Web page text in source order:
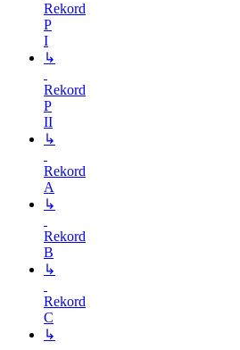
Rekord
P
I
↳
Rekord
P
II
↳
Rekord
A
↳
Rekord
B
↳
Rekord
C
↳